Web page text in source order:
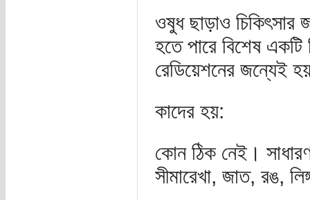
ওষুধ ছাড়াও
হতে পারে বিশেষ একটি
রেডিয়েশনের জন্যেই
কাদের হয়:
কোন ঠিক নেই।
সীমারেখা, জাত, রঙ,